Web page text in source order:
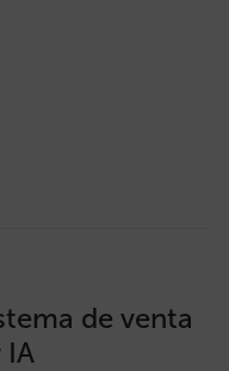
de venta
IA